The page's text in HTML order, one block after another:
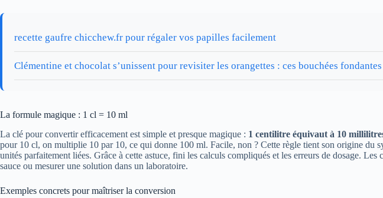
recette gaufre chicchew.fr pour régaler vos papilles facilement
Clémentine et chocolat s’unissent pour revisiter les orangettes : ces bouchées
La formule magique : 1 cl = 10 ml
La clé pour convertir efficacement est simple et presque magique : 1 centilitre équivaut à 10
pour 10 cl, on multiplie 10 par 10, ce qui donne 100 ml. Facile, non ? Cette règle tient son origine
unités parfaitement liées. Grâce à cette astuce, fini les calculs compliqués et les erreurs de dosage.
sauce ou mesurer une solution dans un laboratoire.
Exemples concrets pour maîtriser la conversion